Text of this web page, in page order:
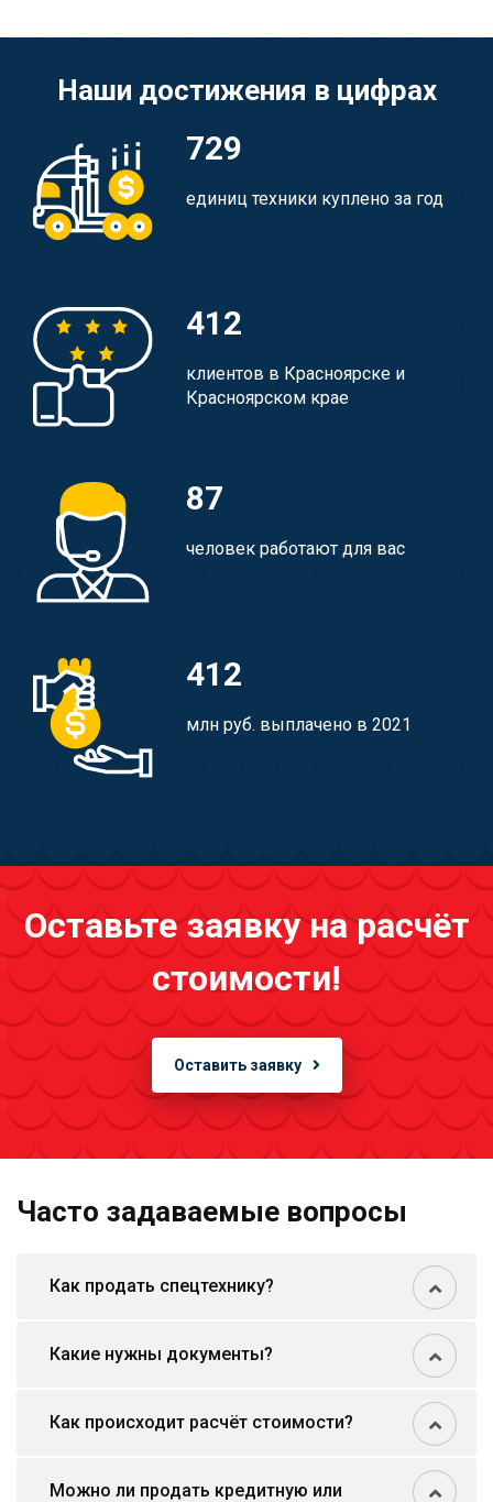
Наши достижения в цифрах
729
единиц техники куплено за год
412
клиентов в Красноярске и
Красноярском крае
87
человек работают для вас
412
млн руб. выплачено в 2021
Оставьте заявку на расчёт
стоимости!
Оставить заявку
Часто задаваемые вопросы
Как продать спецтехнику?
Какие нужны документы?
Как происходит расчёт стоимости?
Можно ли продать кредитную или